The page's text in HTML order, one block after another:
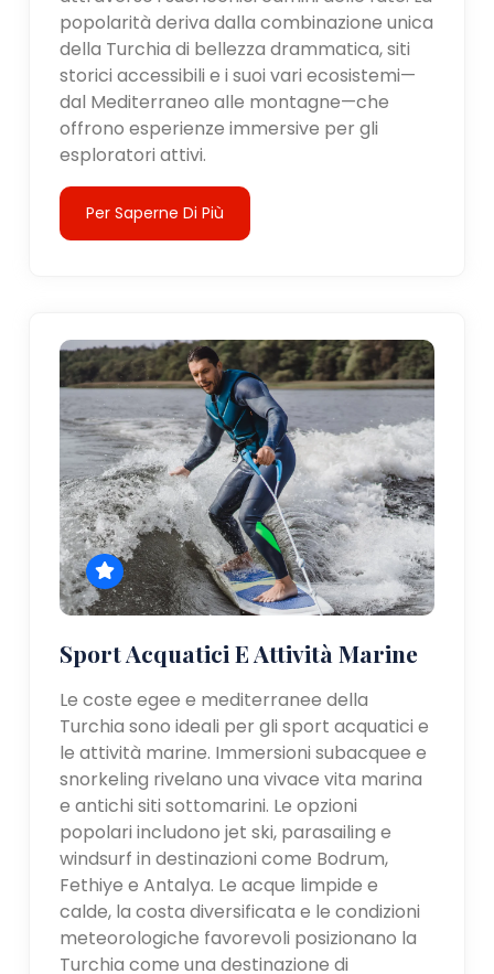
popolarità deriva dalla combinazione unica
della Turchia di bellezza drammatica, siti
storici accessibili e i suoi vari ecosistemi—
dal Mediterraneo alle montagne—che
offrono esperienze immersive per gli
esploratori attivi.
Per Saperne Di Più
Sport Acquatici E Attività Marine
Le coste egee e mediterranee della
Turchia sono ideali per gli sport acquatici e
le attività marine. Immersioni subacquee e
snorkeling rivelano una vivace vita marina
e antichi siti sottomarini. Le opzioni
popolari includono jet ski, parasailing e
windsurf in destinazioni come Bodrum,
Fethiye e Antalya. Le acque limpide e
calde, la costa diversificata e le condizioni
meteorologiche favorevoli posizionano la
Turchia come una destinazione di